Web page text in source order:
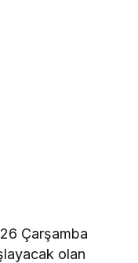
Çarşamba
olan